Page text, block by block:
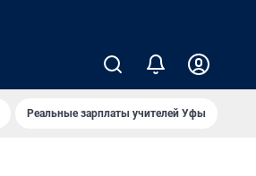
Реальные зарплаты учителей Уфы